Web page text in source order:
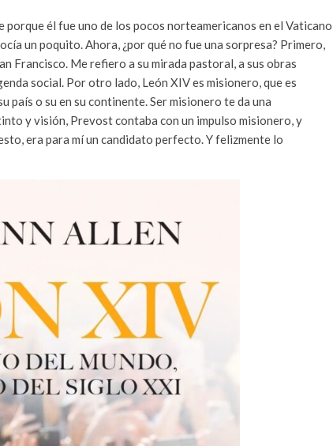
él fue uno de los pocos norteamericanos en el Vaticano
un poquito. Ahora, ¿por qué no fue una sorpresa? Primero,
Francisco. Me refiero a su mirada pastoral, a sus obras
social. Por otro lado, León XIV es misionero, que es
país o su en su continente. Ser misionero te da una
y visión, Prevost contaba con un impulso misionero, y
era para mí un candidato perfecto. Y felizmente lo